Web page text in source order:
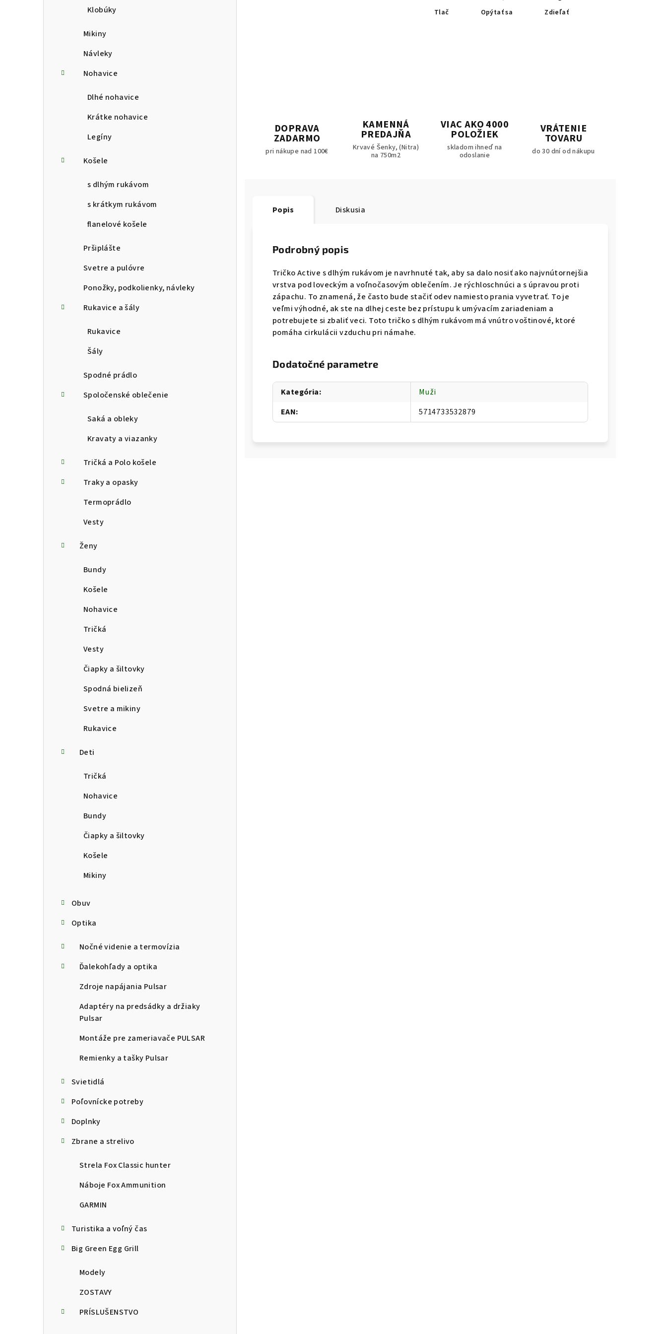
Klobúky
Mikiny
Návleky
Nohavice
Dlhé nohavice
Krátke nohavice
Legíny
Košele
s dlhým rukávom
s krátkym rukávom
flanelové košele
Pršiplášte
Svetre a pulóvre
Ponožky, podkolienky, návleky
Rukavice a šály
Rukavice
Šály
Spodné prádlo
Spoločenské oblečenie
Saká a obleky
Kravaty a viazanky
Tričká a Polo košele
Traky a opasky
Termoprádlo
Vesty
Ženy
Bundy
Košele
Nohavice
Tričká
Vesty
Čiapky a šiltovky
Spodná bielizeň
Svetre a mikiny
Rukavice
Deti
Tričká
Nohavice
Bundy
Čiapky a šiltovky
Košele
Mikiny
Obuv
Optika
Nočné videnie a termovízia
Ďalekohľady a optika
Zdroje napájania Pulsar
Adaptéry na predsádky a držiaky
Pulsar
Montáže pre zameriavače PULSAR
Remienky a tašky Pulsar
Svietidlá
Poľovnícke potreby
Doplnky
Zbrane a strelivo
Strela Fox Classic hunter
Náboje Fox Ammunition
GARMIN
Turistika a voľný čas
Big Green Egg Grill
Modely
ZOSTAVY
PRÍSLUŠENSTVO
Tlač Opýtať sa Zdieľať
DOPRAVA
ZADARMO
pri nákupe nad 100€
KAMENNÁ
PREDAJŇA
Krvavé Šenky, (Nitra)
na 750m2
VIAC AKO 4000
POLOŽIEK
skladom ihneď na
odoslanie
VRÁTENIE
TOVARU
do 30 dní od nákupu
Popis Diskusia
Podrobný popis
Tričko Active s dlhým rukávom je navrhnuté tak, aby sa dalo nosiť ako najvnútornejšia
vrstva pod loveckým a voľnočasovým oblečením. Je rýchloschnúci a s úpravou proti
zápachu. To znamená, že často bude stačiť odev namiesto prania vyvetrať. To je
veľmi výhodné, ak ste na dlhej ceste bez prístupu k umývacím zariadeniam a
potrebujete si zbaliť veci. Toto tričko s dlhým rukávom má vnútro voštinové, ktoré
pomáha cirkulácii vzduchu pri námahe.
Dodatočné parametre
Kategória:
Muži
EAN: 5714733532879